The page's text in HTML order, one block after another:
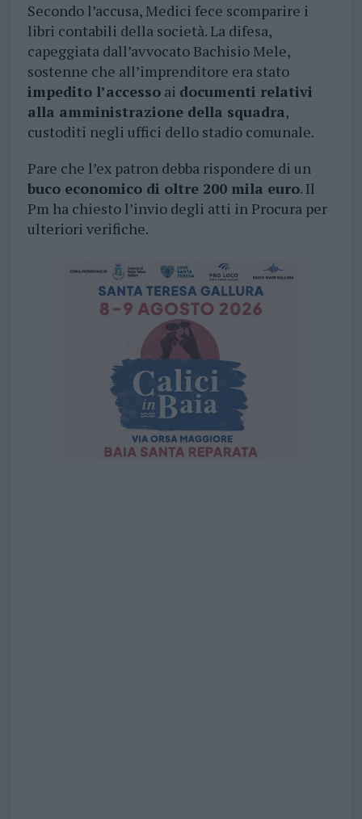
Secondo l’accusa, Medici fece scomparire i
libri contabili della società. La difesa,
capeggiata dall’avvocato Bachisio Mele,
sostenne che all’imprenditore era stato
impedito l’accessoai documenti relativi
alla amministrazione della squadra,
custoditi negli uffici dello stadio comunale.
Pare che l’ex patron debba rispondere di un
buco economico di oltre 200 mila euro. Il
Pm ha chiesto l’invio degli atti in Procura per
ulteriori verifiche.